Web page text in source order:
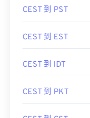
CEST 到 PST
CEST 到 EST
CEST 到 IDT
CEST 到 PKT